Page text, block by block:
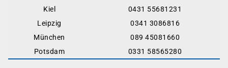
Kiel
0431 55681231
Leipzig
0341 3086816
München
089 45081660
Potsdam
0331 58565280